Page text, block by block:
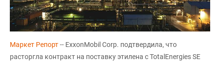
Маркет Репорт-- ExxonMobil Corp. подтвердила, что
расторгла контракт на поставку этилена с TotalEnergies SE